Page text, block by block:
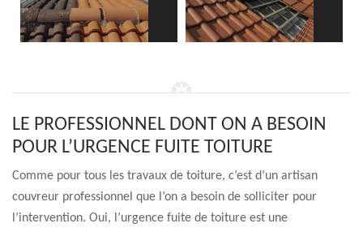
LE PROFESSIONNEL DONT ON A BESOIN
POUR L’URGENCE FUITE TOITURE
Comme pour tous les travaux de toiture, c’est d’un artisan
couvreur professionnel que l’on a besoin de solliciter pour
l’intervention. Oui, l’urgence fuite de toiture est une